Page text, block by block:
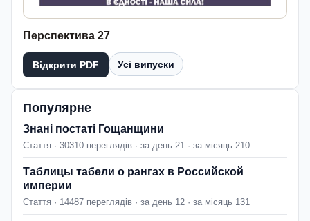
Перспектива 27
Відкрити PDF Усі випуски
Популярне
Знані постаті Гощанщини
Стаття · 30310 переглядів · за день 21 · за місяць 210
Таблицы табели о рангах в Российской
империи
Стаття · 14487 переглядів · за день 12 · за місяць 131